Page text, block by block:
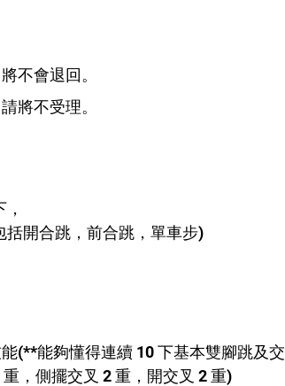
不會退回。
將不受理。
括開合跳，前合跳，單車步)
(**能夠懂得連續 10 下基本雙腳跳及
，側擺交叉 2 重，開交叉 2 重)